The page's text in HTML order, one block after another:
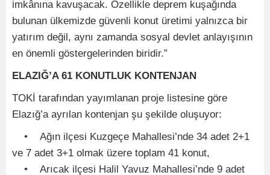
imkânına kavuşacak. Özellikle deprem kuşağında
bulunan ülkemizde güvenli konut üretimi yalnızca bir
yatırım değil, aynı zamanda sosyal devlet anlayışının
en önemli göstergelerinden biridir.”
ELAZIĞ’A 61 KONUTLUK KONTENJAN
TOKİ tarafından yayımlanan proje listesine göre
Elazığ’a ayrılan kontenjan şu şekilde oluşuyor:
• Ağın ilçesi Kuzgeçe Mahallesi’nde 34 adet 2+1
ve 7 adet 3+1 olmak üzere toplam 41 konut,
• Arıcak ilçesi Halil Yavuz Mahallesi’nde 9 adet